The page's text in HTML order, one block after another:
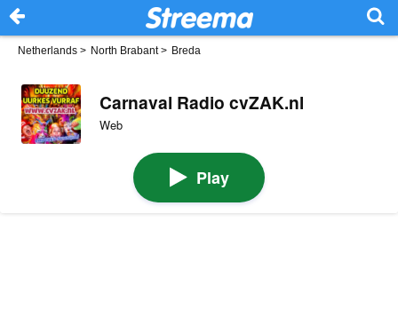
Netherlands > North Brabant> Breda
Carnaval Radio cvZAK.nl
Web
Play